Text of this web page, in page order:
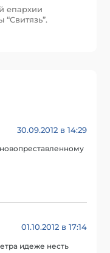
епархии
30.09.2012 в 14:29
01.10.2012 в 17:14
идеже несть